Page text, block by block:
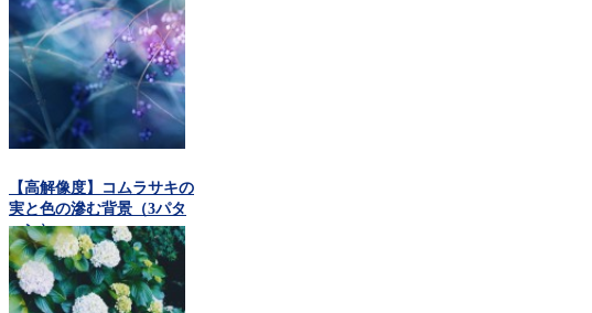
【高解像度】コムラサキの
実と色の滲む背景（3パタ
ーン）